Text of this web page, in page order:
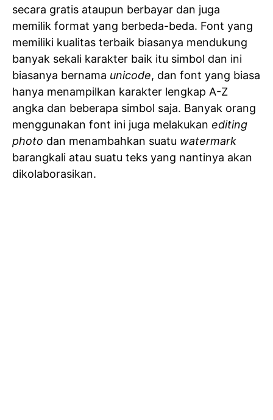
secara gratis ataupun berbayar dan juga
memilik format yang berbeda-beda. Font yang
memiliki kualitas terbaik biasanya mendukung
banyak sekali karakter baik itu simbol dan ini
biasanya bernama unicode, dan font yang biasa
hanya menampilkan karakter lengkap A-Z
angka dan beberapa simbol saja. Banyak orang
menggunakan font ini juga melakukan editing
photo dan menambahkan suatu watermark
barangkali atau suatu teks yang nantinya akan
dikolaborasikan.